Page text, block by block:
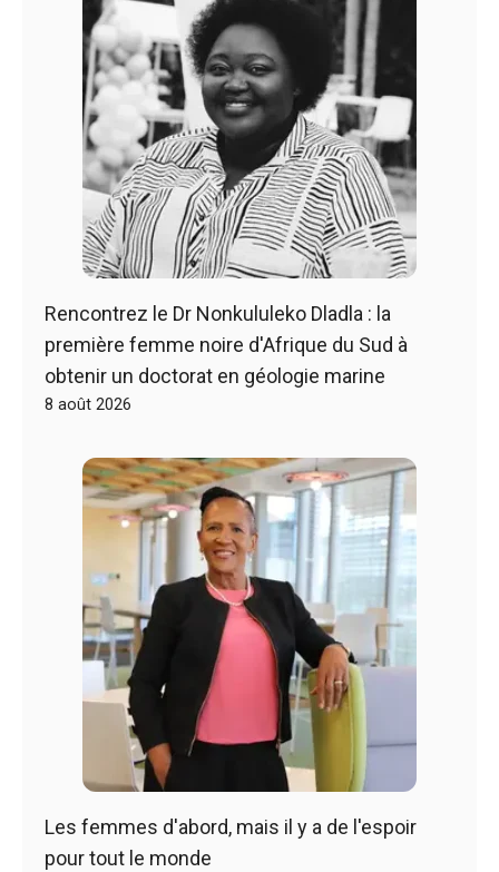
Rencontrez le Dr Nonkululeko Dladla : la
première femme noire d'Afrique du Sud à
obtenir un doctorat en géologie marine
8 août 2026
Les femmes d'abord, mais il y a de l'espoir
pour tout le monde